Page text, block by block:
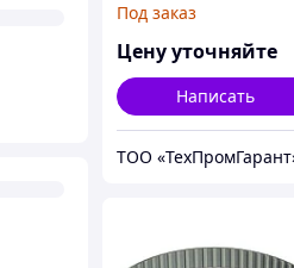
Под заказ
Цену уточняйте
Написать
ТОО